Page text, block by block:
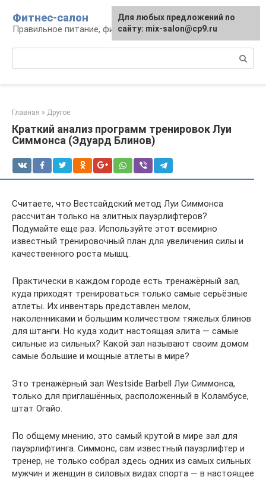
контенту
Фитнес-салон
Правильное питание, фитнес, образ жизни
Главная » Другое
Краткий анализ программ тренировок Луи
Симмонса (Эдуард Блинов)
Считаете, что Вестсайдский метод Луи Симмонса
рассчитан только на элитных пауэрлифтеров?
Подумайте еще раз. Используйте этот всемирно
известный тренировочный план для увеличения силы и
качественного роста мышц.
Практически в каждом городе есть тренажёрный зал,
куда приходят тренироваться только самые серьёзные
атлеты. Их инвентарь представлен мелом,
наколенниками и большим количеством тяжелых блинов
для штанги. Но куда ходит настоящая элита — самые
сильные из сильных? Какой зал называют своим домом
самые большие и мощные атлеты в мире?
Это тренажёрный зал ​Westside Barbell Луи Симмонса,
только для приглашённых, расположенный в Коламбусе,
штат Огайо.
По общему мнению, это самый крутой в мире зал для
пауэрлифтинга. Симмонс, сам известный пауэрлифтер и
тренер, не только собрал здесь одних из самых сильных
мужчин и женщин в силовых видах спорта — в настоящее
Для любых предложений по
сайту: mix-salon@cp9.ru